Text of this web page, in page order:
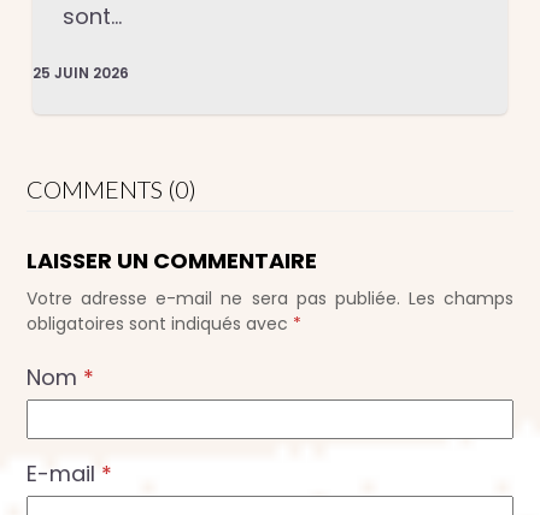
sont…
25 JUIN 2026
COMMENTS (0)
LAISSER UN COMMENTAIRE
Votre adresse e-mail ne sera pas publiée. Les champs
obligatoires sont indiqués avec *
Nom *
E-mail *